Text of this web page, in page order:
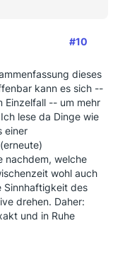
#10
dieses
kann es sich --
Einzelfall -- um mehr
lese da Dinge wie
einer
nachdem, welche
wohl auch
Sinnhaftigkeit des
drehen. Daher:
und in Ruhe